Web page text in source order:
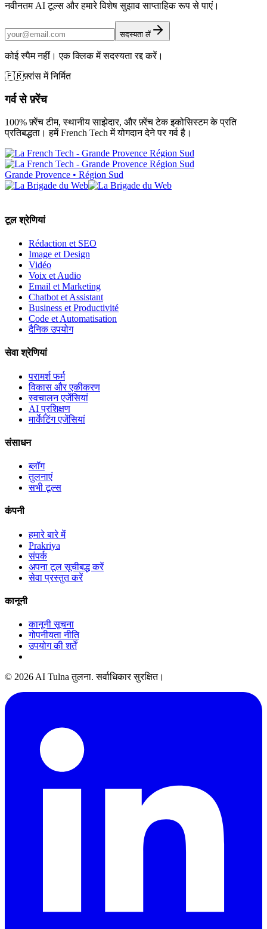
नवीनतम AI टूल्स और हमारे विशेष सुझाव साप्ताहिक रूप से पाएं।
सदस्यता लें
कोई स्पैम नहीं। एक क्लिक में सदस्यता रद्द करें।
🇫🇷फ़्रांस में निर्मित
गर्व से फ़्रेंच
100% फ़्रेंच टीम, स्थानीय साझेदार, और फ़्रेंच टेक इकोसिस्टम के प्रति
प्रतिबद्धता। हमें French Tech में योगदान देने पर गर्व है।
Grande Provence • Région Sud
टूल श्रेणियां
Rédaction et SEO
Image et Design
Vidéo
Voix et Audio
Email et Marketing
Chatbot et Assistant
Business et Productivité
Code et Automatisation
दैनिक उपयोग
सेवा श्रेणियां
परामर्श फर्म
विकास और एकीकरण
स्वचालन एजेंसियां
AI प्रशिक्षण
मार्केटिंग एजेंसियां
संसाधन
ब्लॉग
तुलनाएं
सभी टूल्स
कंपनी
हमारे बारे में
Prakriya
संपर्क
अपना टूल सूचीबद्ध करें
सेवा प्रस्तुत करें
कानूनी
कानूनी सूचना
गोपनीयता नीति
उपयोग की शर्तें
© 2026 AI Tulna तुलना. सर्वाधिकार सुरक्षित।